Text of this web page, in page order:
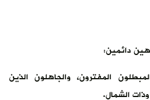
دائمين:
المفترون، والجاهلون الذين
الشمال.